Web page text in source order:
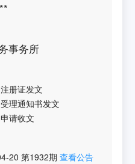
事务所
注册证发文
受理通知书发文
申请收文
20 第1932期 查看公告